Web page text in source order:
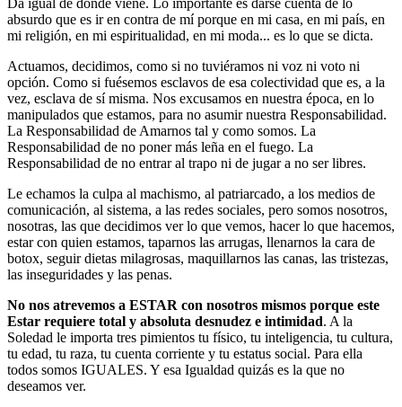
absurdo que es ir en contra de mí porque en mi casa, en mi país, en
mi religión, en mi espiritualidad, en mi moda... es lo que se dicta.
Actuamos, decidimos, como si no tuviéramos ni voz ni voto ni
opción. Como si fuésemos esclavos de esa colectividad que es, a la
vez, esclava de sí misma. Nos excusamos en nuestra época, en lo
manipulados que estamos, para no asumir nuestra Responsabilidad.
La Responsabilidad de Amarnos tal y como somos. La
Responsabilidad de no poner más leña en el fuego. La
Responsabilidad de no entrar al trapo ni de jugar a no ser libres.
Le echamos la culpa al machismo, al patriarcado, a los medios de
comunicación, al sistema, a las redes sociales, pero somos nosotros,
nosotras, las que decidimos ver lo que vemos, hacer lo que hacemos,
estar con quien estamos, taparnos las arrugas, llenarnos la cara de
botox, seguir dietas milagrosas, maquillarnos las canas, las tristezas,
las inseguridades y las penas.
No nos atrevemos a ESTAR con nosotros mismos porque este
Estar requiere total y absoluta desnudez e intimidad. A la
Soledad le importa tres pimientos tu físico, tu inteligencia, tu cultura,
tu edad, tu raza, tu cuenta corriente y tu estatus social. Para ella
todos somos IGUALES. Y esa Igualdad quizás es la que no
deseamos ver.